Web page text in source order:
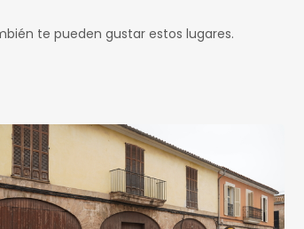
te pueden gustar estos lugares.